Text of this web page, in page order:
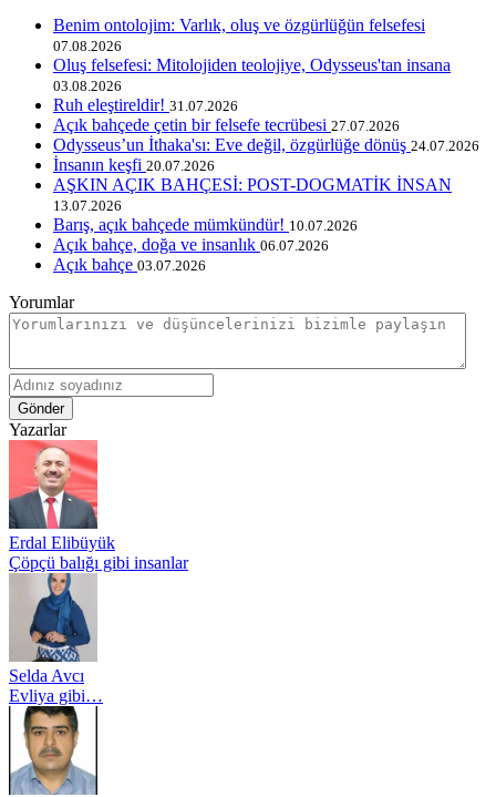
Benim ontolojim: Varlık, oluş ve özgürlüğün felsefesi
07.08.2026
Oluş felsefesi: Mitolojiden teolojiye, Odysseus'tan insana
03.08.2026
Ruh eleştireldir! 31.07.2026
Açık bahçede çetin bir felsefe tecrübesi 27.07.2026
Odysseus’un İthaka'sı: Eve değil, özgürlüğe dönüş 24.07.2026
İnsanın keşfi 20.07.2026
AŞKIN AÇIK BAHÇESİ: POST-DOGMATİK İNSAN
13.07.2026
Barış, açık bahçede mümkündür! 10.07.2026
Açık bahçe, doğa ve insanlık 06.07.2026
Açık bahçe 03.07.2026
Yorumlar
Gönder
Yazarlar
Erdal Elibüyük
Çöpçü balığı gibi insanlar
Selda Avcı
Evliya gibi…